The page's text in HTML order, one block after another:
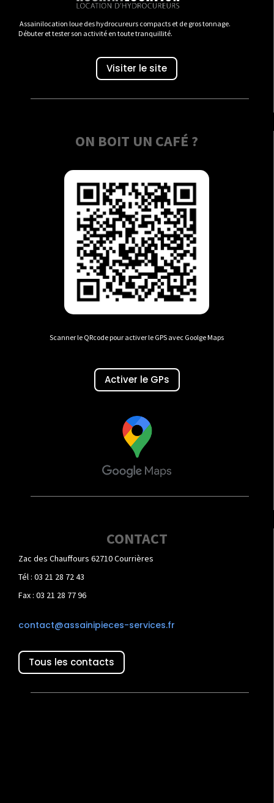
Assainilocation loue des hydrocureurs compacts et de gros tonnage.
Débuter et tester son activité en toute tranquillité.
Visiter le site
ON BOIT UN CAFÉ ?
Scanner le QRcode pour activer le GPS avec Goolge Maps
Activer le GPs
CONTACT
Zac des Chauffours 62710 Courrières
Tél : 03 21 28 72 43
Fax : 03 21 28 77 96
contact@assainipieces-services.fr
Tous les contacts